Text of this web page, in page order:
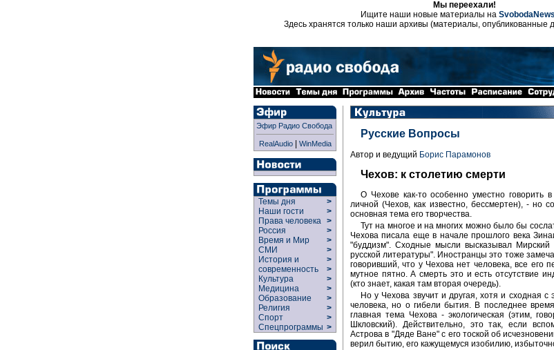
Мы переехали!
Ищите наши новые материалы на
Здесь хранятся только наши архивы (материалы, опубликованные
Эфир Радио Свобода
RealAudio| WinMedia
Темы дня
>
Наши гости
>
Права человека >
Россия
>
Время и Мир
>
СМИ
>
История и
современность
>
>
Культура
>
Медицина
>
Образование
>
Религия
>
Спорт
>
Спецпрограммы >
Русские Вопросы
Автор и ведущий Борис Парамонов
Чехов: к столетию смерти
О Чехове как-то особенно уместно говорить
личной (Чехов, как известно, бессмертен), - но
основная тема его творчества.
Тут на многое и на многих можно было бы
Чехова писала еще в начале прошлого века
"буддизм". Сходные мысли высказывал Мирский
русской литературы". Иностранцы это тоже
говоривший, что у Чехова нет человека, все его
мутное пятно. А смерть это и есть отсутствие
(кто знает, какая там вторая очередь).
Но у Чехова звучит и другая, хотя и сходная с
человека, но о гибели бытия. В последнее
главная тема Чехова - экологическая (этим,
Шкловский). Действительно, это так, если
Астрова в "Дяде Ване" с его тоской об
верил бытию, его кажущемуся изобилию,